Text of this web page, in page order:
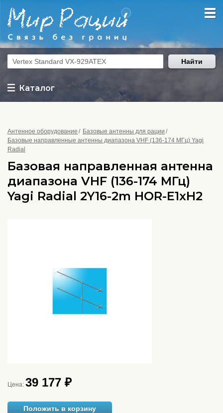
Каталог
Найти
Антенное оборудование
Базовые антенны для рации
Базовые направленные антенны диапазона VHF (136-174 МГц) Yagi
Radial
Базовая направленная антенна
диапазона VHF (136-174 МГц)
Yagi Radial 2Y16-2m HOR-E1xH2
Цена: 39 177 ₽
Положить в корзину